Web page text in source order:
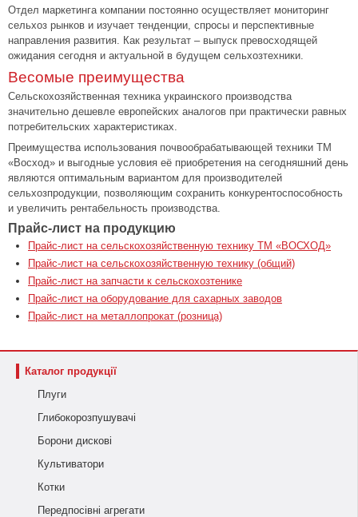
Каталог продукції
Плуги
Глибокорозпушувачі
Борони дискові
Культиватори
Котки
Передпосівні агрегати
Отдел маркетинга компании постоянно осуществляет мониторинг
сельхоз рынков и изучает тенденции, спросы и перспективные
направления развития. Как результат – выпуск превосходящей
ожидания сегодня и актуальной в будущем сельхозтехники.
Весомые преимущества
Сельскохозяйственная техника украинского производства
значительно дешевле европейских аналогов при практически равных
потребительских характеристиках.
Преимущества использования почвообрабатывающей техники ТМ
«Восход» и выгодные условия её приобретения на сегодняшний день
являются оптимальным вариантом для производителей
сельхозпродукции, позволяющим сохранить конкурентоспособность
и увеличить рентабельность производства.
Прайс-лист на продукцию
Прайс-лист на сельскохозяйственную технику ТМ «ВОСХОД»
Прайс-лист на сельскохозяйственную технику (общий)
Прайс-лист на запчасти к сельскохозтенике
Прайс-лист на оборудование для сахарных заводов
Прайс-лист на металлопрокат (розница)